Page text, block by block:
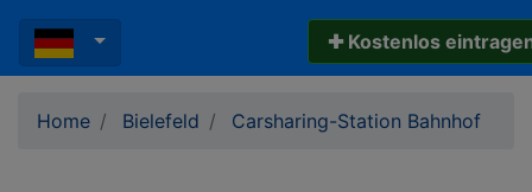
✚ Kostenlos
Home Bielefeld Carsharing-Station Bahnhof